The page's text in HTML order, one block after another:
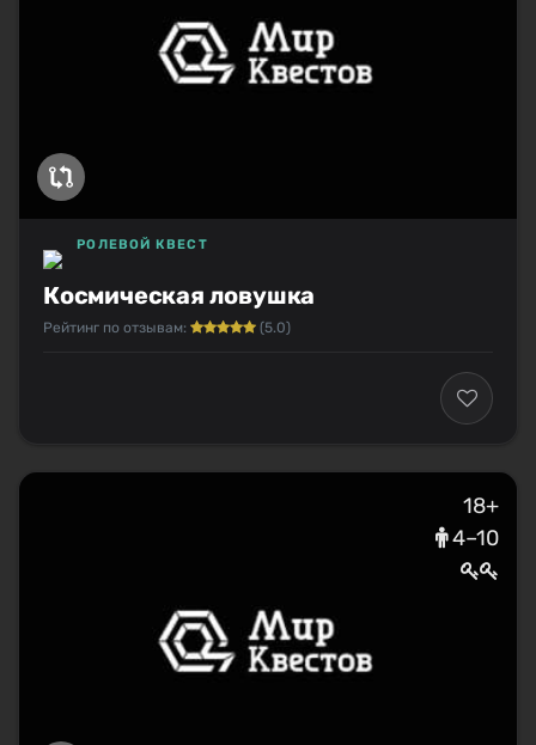
Космическая ловушка
РОЛЕВОЙ КВЕСТ
Рейтинг по отзывам: (5.0)
18+
4–10